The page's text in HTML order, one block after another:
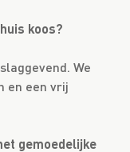
koos?
We
en een vrij
gemoedelijke